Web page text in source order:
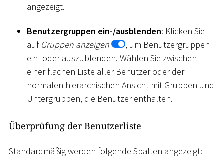
angezeigt.
Benutzergruppen ein-/ausblenden: Klicken Sie
auf Gruppen anzeigen
, um Benutzergruppen
ein- oder auszublenden. Wählen Sie zwischen
einer flachen Liste aller Benutzer oder der
normalen hierarchischen Ansicht mit Gruppen und
Untergruppen, die Benutzer enthalten.
Überprüfung der Benutzerliste
Standardmäßig werden folgende Spalten angezeigt: